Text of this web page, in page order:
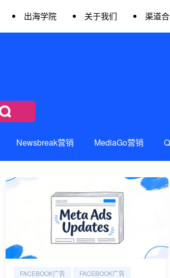
出海学院 关于我们 渠道
Newsbreak营销 MediaGo营销
FACEBOOK广告 FACEBOOK广告